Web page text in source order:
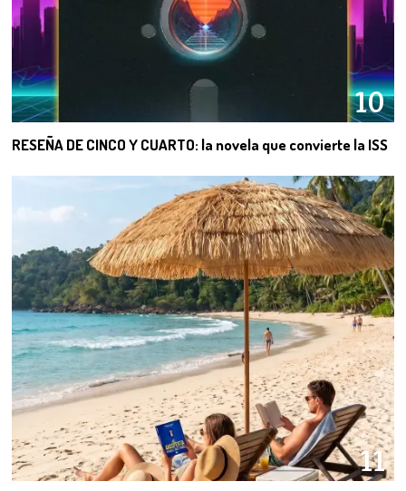
10
RESEÑA DE CINCO Y CUARTO: la novela que convierte la ISS
11